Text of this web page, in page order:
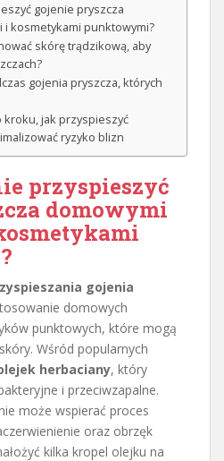
gojenie pryszcza
kosmetykami punktowymi?
skórę trądzikową, aby
gojenia pryszcza, których
kroku, jak przyspieszyć
ryzyko blizn
przyspieszyć
domowymi
gojenia
domowych
punktowych, które mogą
Wśród popularnych
herbaciany, który
i przeciwzapalne.
może wspierać proces
oraz obrzęk
kilka kropel olejku na